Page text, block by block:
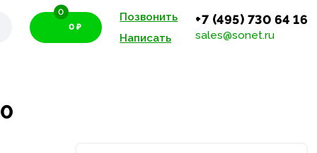
0 ₽
0
Позвонить
Написать
+7 (495) 730 64 16
sales@sonet.ru